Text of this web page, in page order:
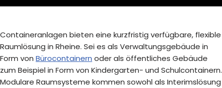
Containeranlagen bieten eine kurzfristig verfügbare, flexible
Raumlösung in Rheine. Sei es als Verwaltungsgebäude in
Form von Bürocontainern oder als öffentliches Gebäude
zum Beispiel in Form von Kindergarten- und Schulcontainern.
Modulare Raumsysteme kommen sowohl als Interimslösung